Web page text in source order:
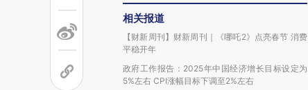
相关报道
【财新周刊】财新周刊｜《哪吒2》点亮春节 消费
平稳开年
政府工作报告：2025年中国经济增长目标设定为
5%左右 CPI涨幅目标下调至2%左右